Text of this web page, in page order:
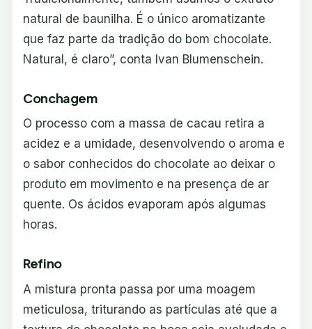
natural de baunilha. É o único aromatizante
que faz parte da tradição do bom chocolate.
Natural, é claro”, conta Ivan Blumenschein.
Conchagem
O processo com a massa de cacau retira a
acidez e a umidade, desenvolvendo o aroma e
o sabor conhecidos do chocolate ao deixar o
produto em movimento e na presença de ar
quente. Os ácidos evaporam após algumas
horas.
Refino
A mistura pronta passa por uma moagem
meticulosa, triturando as partículas até que a